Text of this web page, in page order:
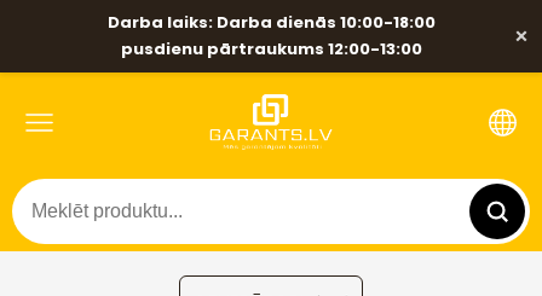
Darba laiks: Darba dienās 10:00-18:00
pusdienu pārtraukums 12:00-13:00
×